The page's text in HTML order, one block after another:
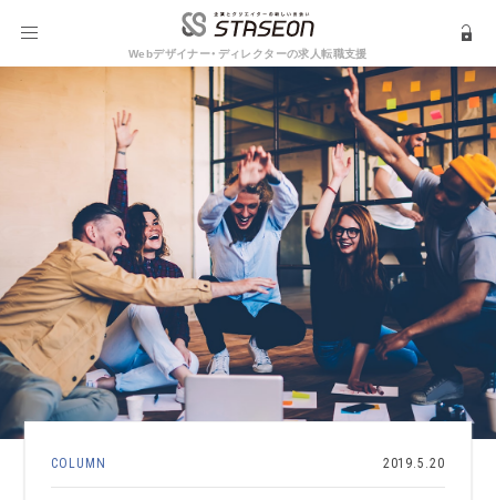
Webデザイナー・ディレクターの求人転職支援
COLUMN 2019.5.20